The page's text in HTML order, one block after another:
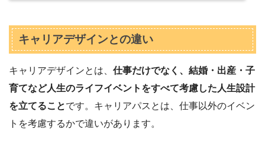
キャリアデザインとの違い
キャリアデザインとは、 仕事だけでなく、結婚・出産・子
育てなど人生のライフイベントをすべて考慮した人生設計
を立てることです。キャリアパスとは、仕事以外のイベン
トを考慮するかで違いがあります。